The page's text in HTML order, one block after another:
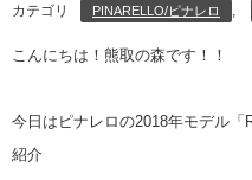
カテゴリ PINARELLO/ピナレロ ,
こんにちは！熊取の森です！！
今日はピナレロの2018年モデル
紹介